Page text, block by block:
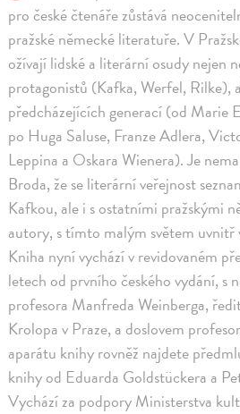
pro české čtenáře zůstává
pražské německé literatuře. V
ožívají lidské a literární osudy nejen
protagonistů (Kafka, Werfel, Rilke),
předcházejících generací (od Marie
po Huga Saluse, Franze Adlera,
Leppina a Oskara Wienera). Je
Broda, že se literární veřejnost
Kafkou, ale i s ostatními pražskými
autory, s tímto malým světem uvnitř
Kniha nyní vychází v revidovaném
letech od prvního českého vydání, s
profesora Manfreda Weinberga,
Krolopa v Praze, a doslovem
aparátu knihy rovněž najdete
knihy od Eduarda Goldstückera a
Vychází za podpory Ministerstva